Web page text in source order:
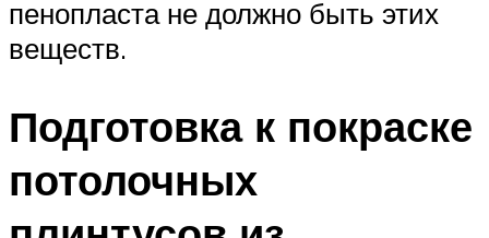
пенопласта не должно быть этих
веществ.
Подготовка к покраске
потолочных